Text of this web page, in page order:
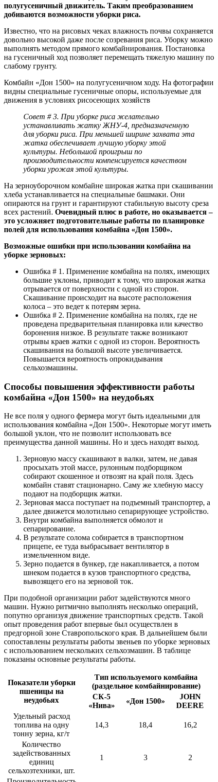
полугусеничный движитель. Таким преобразованием
добиваются возможности уборки риса.
Известно, что на рисовых чеках влажность почвы сохраняется
довольно высокой даже после созревания риса. Уборку можно
выполнять методом прямого комбайнирования. Постановка
на гусеничный ход позволяет перемещать тяжелую машину по
слабому грунту.
Комбайн «Дон 1500» на полугусеничном ходу. На фотографии
видны специальные гусеничные опоры, используемые для
движения в условиях рисосеющих хозяйств
Совет # 3. При уборке риса желательно
устанавливать жатку ЖНУ-4, предназначенную
для уборки риса. При меньшей ширине захвата эта
жатка обеспечивает лучшую уборку этой
культуры. Небольшой проигрыш по
производительности компенсируется качеством
уборки урожая этой культуры.
На зерноуборочном комбайне широкая жатка при скашивании
хлеба устанавливается на специальные башмаки. Они
опираются на грунт и гарантируют стабильную высоту среза
всех растений. Очевидный плюс в работе, но оказывается –
это усложняет подготовительные работы по планировке
полей для использования комбайна «Дон 1500».
Возможные ошибки при использовании комбайна на
уборке зерновых:
Ошибка # 1. Применение комбайна на полях, имеющих
большие уклоны, приводит к тому, что широкая жатка
отрывается от поверхности с одной из сторон.
Скашивание происходит на высоте расположения
колоса – это ведет к потерям зерна.
Ошибка # 2. Применение комбайна на полях, где не
проведена предварительная планировка или качество
боронения низкое. В результате также возникают
отрывы краев жатки с одной из сторон. Вероятность
скашивания на большой высоте увеличивается.
Повышается вероятность опрокидывания
сельхозмашины.
Способы повышения эффективности работы
комбайна «Дон 1500» на неудобьях
Не все поля у одного фермера могут быть идеальными для
использования комбайна «Дон 1500». Некоторые могут иметь
большой уклон, что не позволит использовать все
преимущества данной машины. Но и здесь находят выход.
Зерновую массу скашивают в валки, затем, не давая
просыхать этой массе, рулонным подборщиком
собирают скошенное и отвозят на край поля. Здесь
комбайн ставят стационарно. Саму же хлебную массу
подают на подборщик жатки.
Зерновая масса поступает на подъемный транспортер, а
далее движется молотильно сепарирующее устройство.
Внутри комбайна выполняется обмолот и
сепарирование.
В результате солома собирается в транспортном
прицепе, ее туда выбрасывает вентилятор в
измельченном виде.
Зерно подается в бункер, где накапливается, а потом
шнеком подается в кузов транспортного средства,
вывозящего его на зерновой ток.
При подобной организации работ задействуются много
машин. Нужно ритмично выполнять несколько операций,
попутно организуя движение транспортных средств. Такой
опыт проведения работ впервые был осуществлен в
предгорной зоне Ставропольского края. В дальнейшем были
сопоставлены результаты работы звеньев по уборке зерновых
с использованием нескольких сельхозмашин. В таблице
показаны основные результаты работы.
Показатели уборки
пшеницы на
неудобьях
Тип используемого комбайна
(раздельное комбайнирование)
СК-5
«Нива»
«Дон 1500»
JOHN
DEERE
Удельный расход
топлива на одну
тонну зерна, кг/т
14,3 18,4 16,2
Количество
задействованных
единиц
сельхозтехники, шт.
1 3 2